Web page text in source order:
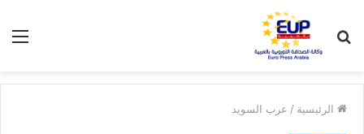
عن
الرئيسية / عرب السويد